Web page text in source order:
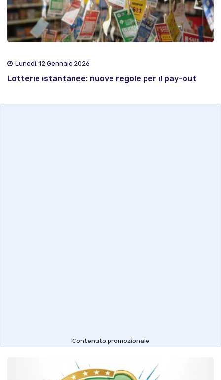
Lunedì, 12 Gennaio 2026
Lotterie istantanee: nuove regole per il pay-out
Contenuto promozionale